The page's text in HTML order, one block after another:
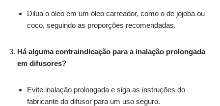
Dilua o óleo em um óleo carreador, como o de jojoba ou
coco, seguindo as proporções recomendadas.
Há alguma contraindicação para a inalação prolongada
em difusores?
Evite inalação prolongada e siga as instruções do
fabricante do difusor para um uso seguro.